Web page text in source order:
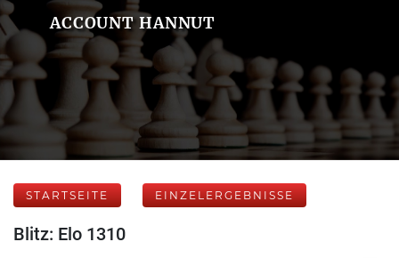
ACCOUNT HANNUT
STARTSEITE EINZELERGEBNISSE
Blitz: Elo 1310